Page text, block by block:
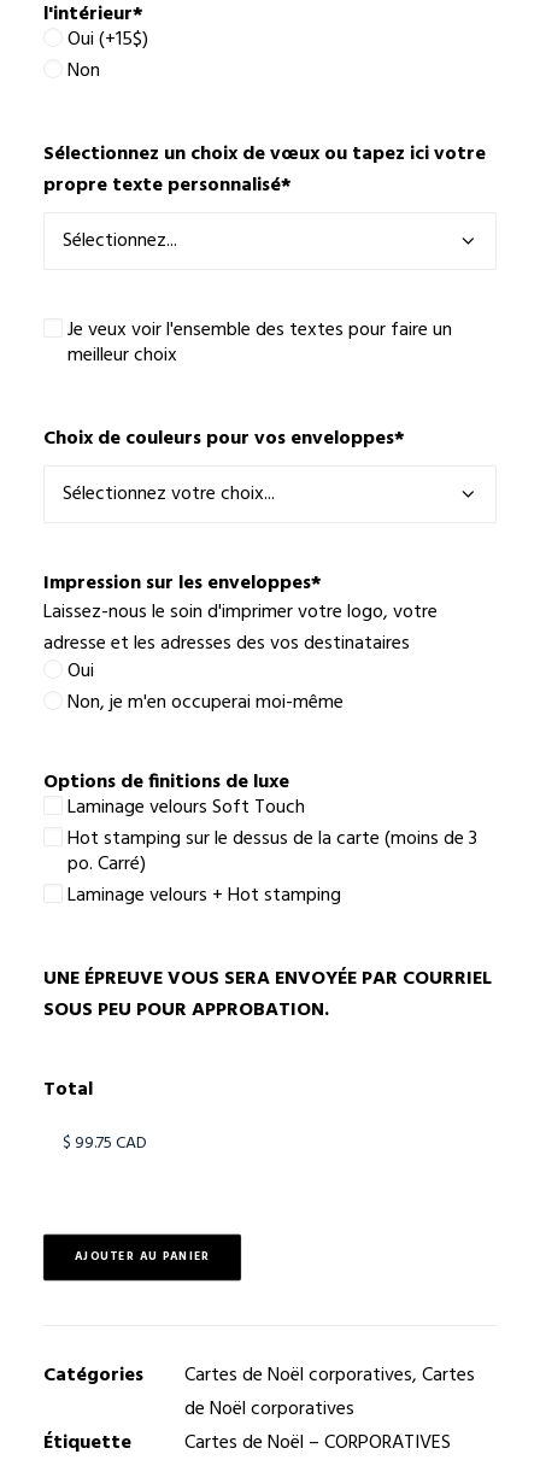
l'intérieur*
Oui (+15$)
Non
Sélectionnez un choix de vœux ou tapez ici votre
propre texte personnalisé*
veux
des
pour
faire
choix
Je veux voir l'ensemble des textes pour faire un
meilleur choix
Choix de couleurs pour vos enveloppes*
Impression sur les enveloppes*
Laissez-nous le soin d'imprimer votre logo, votre
adresse et les adresses des vos destinataires
Oui
Non, je m'en occuperai moi-même
Options de finitions de luxe
Laminage velours Soft Touch
Hot stamping sur le dessus de la carte (moins de 3
po. Carré)
Laminage velours + Hot stamping
UNE ÉPREUVE VOUS SERA ENVOYÉE PAR COURRIEL
SOUS PEU POUR APPROBATION.
Total
AJOUTER AU PANIER
Catégories Cartes de Noël corporatives,Cartes
de Noël corporatives
Étiquette
Cartes de Noël – CORPORATIVES